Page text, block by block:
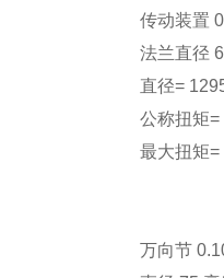
传动装置
法兰直径
直径=
公称扭矩
最大扭矩
万向节